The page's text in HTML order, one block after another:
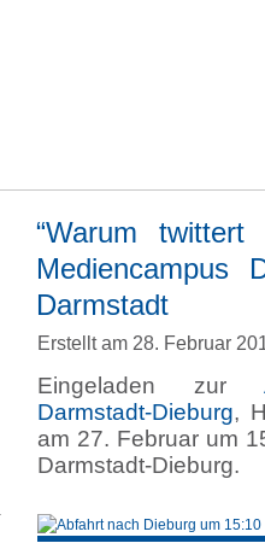
“Warum
Mediencampus
Darmstadt
Erstellt am 28. Februar
Eingeladen zur
Darmstadt-Dieburg,
am 27. Februar um
Darmstadt-Dieburg.